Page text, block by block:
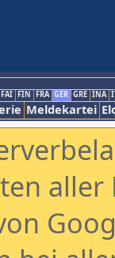
FAI FIN FRA GER GRE INA
Meldekartei
aller